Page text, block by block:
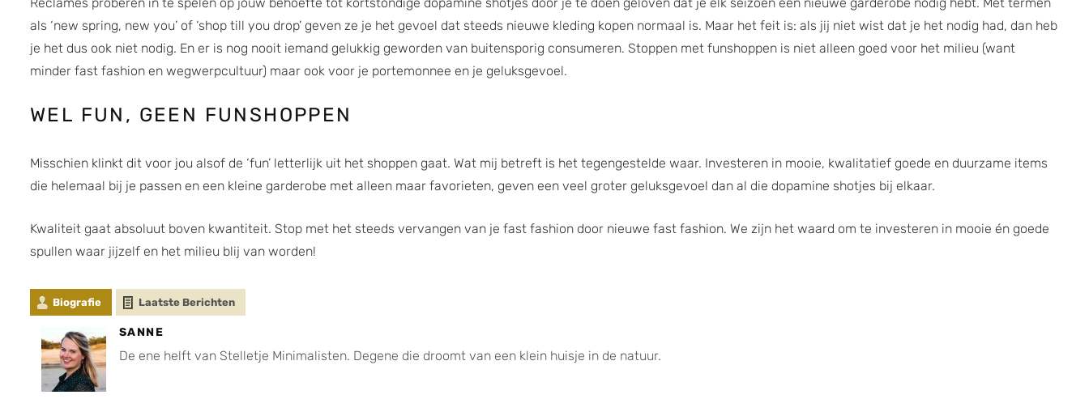
als ‘new spring, new you’ of ‘shop till you drop’ geven ze je het gevoel dat steeds nieuwe kleding kopen normaal is. Maar het feit is: als jij niet wist dat je het nodig had, dan heb
je het dus ook niet nodig. En er is nog nooit iemand gelukkig geworden van buitensporig consumeren. Stoppen met funshoppen is niet alleen goed voor het milieu (want
minder fast fashion en wegwerpcultuur) maar ook voor je portemonnee en je geluksgevoel.
WEL FUN, GEEN FUNSHOPPEN
Misschien klinkt dit voor jou alsof de ‘fun’ letterlijk uit het shoppen gaat. Wat mij betreft is het tegengestelde waar. Investeren in mooie, kwalitatief goede en duurzame items
die helemaal bij je passen en een kleine garderobe met alleen maar favorieten, geven een veel groter geluksgevoel dan al die dopamine shotjes bij elkaar.
Kwaliteit gaat absoluut boven kwantiteit. Stop met het steeds vervangen van je fast fashion door nieuwe fast fashion. We zijn het waard om te investeren in mooie én goede
spullen waar jijzelf en het milieu blij van worden!
Biografie Laatste Berichten
SANNE
De ene helft van Stelletje Minimalisten. Degene die droomt van een klein huisje in de natuur.